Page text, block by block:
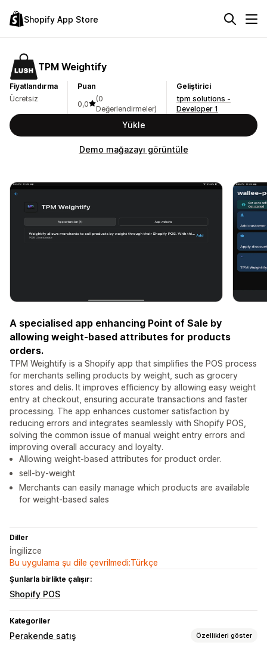
Shopify App Store
TPM Weightify
Fiyatlandırma
Ücretsiz
Puan
0,0
(0
Değerlendirmeler)
Geliştirici
tpm solutions -
Developer 1
Yükle
Demo mağazayı görüntüle
A specialised app enhancing Point of Sale by
allowing weight-based attributes for products
orders.
TPM Weightify is a Shopify app that simplifies the POS process
for merchants selling products by weight, such as grocery
stores and delis. It improves efficiency by allowing easy weight
entry at checkout, ensuring accurate transactions and faster
processing. The app enhances customer satisfaction by
reducing errors and integrates seamlessly with Shopify POS,
solving the common issue of manual weight entry errors and
improving overall accuracy and loyalty.
Allowing weight-based attributes for product order.
sell-by-weight
Merchants can easily manage which products are available
for weight-based sales
Diller
İngilizce
Bu uygulama şu dile çevrilmedi:Türkçe
Şunlarla birlikte çalışır:
Shopify POS
Kategoriler
Perakende satış Özellikleri göster